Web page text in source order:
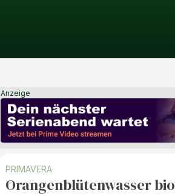
Anzeige
PRIMAVERA
Orangenblütenwasser bio